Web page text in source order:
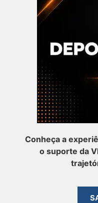
Conheça a
o suporte da